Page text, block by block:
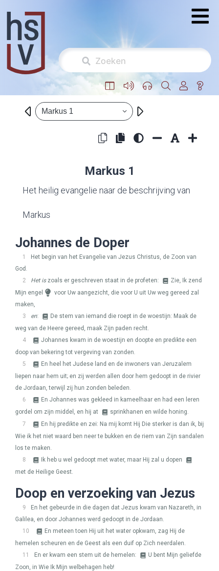
Markus 1
Markus 1
Het heilig evangelie naar de beschrijving van
Markus
Johannes de Doper
1
Het begin van het Evangelie van Jezus Christus, de Zoon van
God.
2
Het iszoals er geschreven staat in de profeten:
Zie, Ik zend
Mijn engel
voor Uw aangezicht, die voor U uit Uw weg gereed zal
maken,
3
en:
De stem van iemand die roept in de woestijn: Maak de
weg van de Heere gereed, maak Zijn paden recht.
4
Johannes kwam in de woestijn en doopte en predikte een
doop van bekering tot vergeving van zonden.
5
En heel het Judese land en de inwoners van Jeruzalem
liepen naar hem uit; en zij werden allen door hem gedoopt in de rivier
de Jordaan, terwijl zij hun zonden beleden.
6
En Johannes was gekleed in kameelhaar en had een leren
gordel om zijn middel, en hij at
sprinkhanen en wilde honing.
7
En hij predikte en zei: Na mij komt Hij Die sterker is dan ik, bij
Wie ik het niet waard ben neer te bukken en de riem van Zijn sandalen
los te maken.
8
Ik heb u wel gedoopt met water, maar Hij zal u dopen
met de Heilige Geest.
Doop en verzoeking van Jezus
9
En het gebeurde in die dagen dat Jezus kwam van Nazareth, in
Galilea, en door Johannes werd gedoopt in de Jordaan.
10
En meteen toen Hij uit het water opkwam, zag Hij de
hemelen scheuren en de Geest als een duif op Zich neerdalen.
11
En er kwam een stem uit de hemelen:
U bent Mijn geliefde
Zoon, in Wie Ik Mijn welbehagen heb!